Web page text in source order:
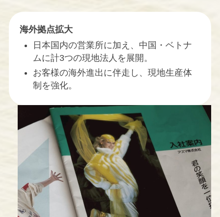
海外拠点拡大
日本国内の営業所に加え、中国・ベトナ
ムに計3つの現地法人を展開。
お客様の海外進出に伴走し、現地生産体
制を強化。